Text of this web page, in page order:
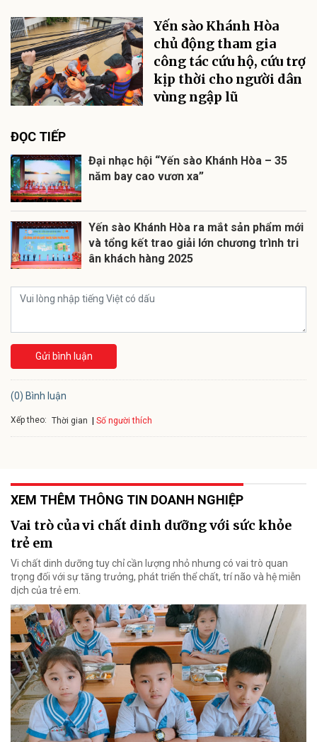
Yến sào Khánh Hòa
chủ động tham gia
công tác cứu hộ, cứu trợ
kịp thời cho người dân
vùng ngập lũ
ĐỌC TIẾP
Đại nhạc hội “Yến sào Khánh Hòa – 35
năm bay cao vươn xa”
Yến sào Khánh Hòa ra mắt sản phẩm mới
và tổng kết trao giải lớn chương trình tri
ân khách hàng 2025
Gửi bình luận
(0) Bình luận
Xếp theo: Thời gian Số người thích
XEM THÊM THÔNG TIN DOANH NGHIỆP
Vai trò của vi chất dinh dưỡng với sức khỏe
trẻ em
Vi chất dinh dưỡng tuy chỉ cần lượng nhỏ nhưng có vai trò quan
trọng đối với sự tăng trưởng, phát triển thể chất, trí não và hệ miễn
dịch của trẻ em.